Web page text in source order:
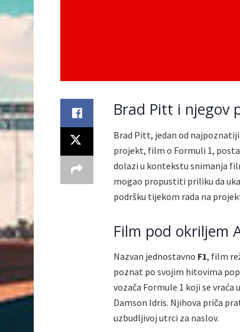
Brad Pitt i njegov
Brad Pitt, jedan od
projekt, film o Formuli 1,
dolazi u kontekstu snimanja
mogao propustiti priliku da
podršku tijekom rada na
Film pod okriljem
Nazvan jednostavno F1, film
poznat po svojim hitovima
vozača Formule 1 koji se
Damson Idris. Njihova priča
uzbudljivoj utrci za naslov.